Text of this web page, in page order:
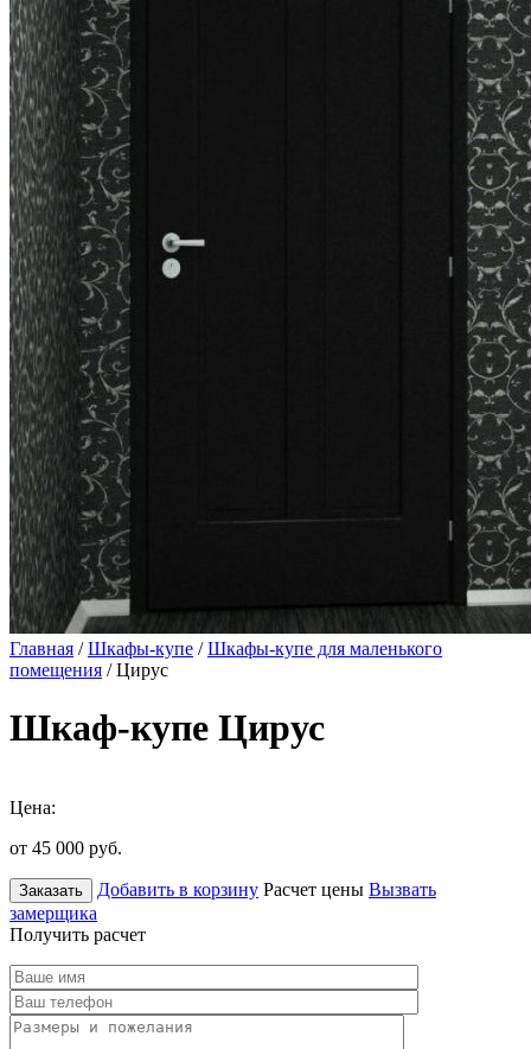
Главная /Шкафы-купе /Шкафы-купе для маленького
помещения / Цирус
Шкаф-купе Цирус
Цена:
от 45 000 руб.
Заказать Добавить в корзину Расчет цены Вызвать
замерщика
Получить расчет